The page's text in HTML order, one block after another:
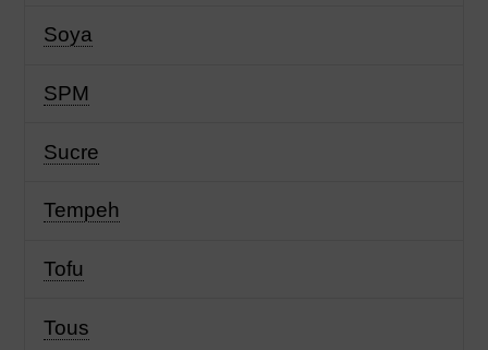
Soya
SPM
Sucre
Tempeh
Tofu
Tous